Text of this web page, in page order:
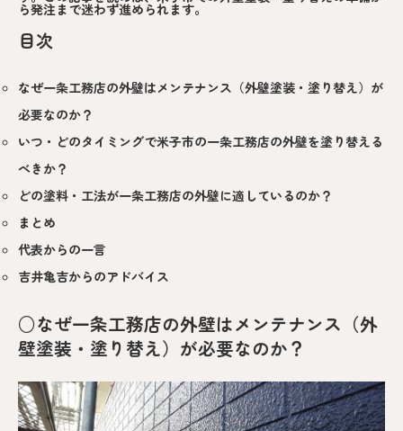
ら発注まで迷わず進められます。
目次
なぜ一条工務店の外壁はメンテナンス（外壁塗装・塗り替え）が
必要なのか？
いつ・どのタイミングで米子市の一条工務店の外壁を塗り替える
べきか？
どの塗料・工法が一条工務店の外壁に適しているのか？
まとめ
代表からの一言
吉井亀吉からのアドバイス
○なぜ一条工務店の外壁はメンテナンス（外
壁塗装・塗り替え）が必要なのか？